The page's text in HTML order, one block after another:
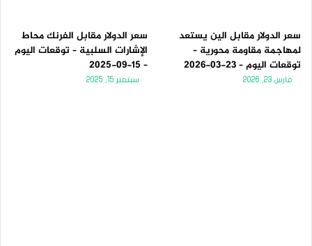
سعر الدولار مقابل الين يستعد
لمهاجمة مقاومة محورية –
توقعات اليوم – 23-03-2026
مارس 23, 2026
سعر الدولار مقابل الفرنك محاط
الإشارات السلبية – توقعات اليوم
– 15-09-2025
سبتمبر 15, 2025